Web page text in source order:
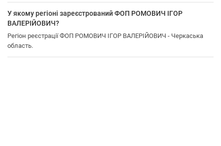
У якому регіоні зареєстрований ФОП РОМОВИЧ ІГОР
ВАЛЕРІЙОВИЧ?
Регіон реєстрації ФОП РОМОВИЧ ІГОР ВАЛЕРІЙОВИЧ - Черкаська
область.